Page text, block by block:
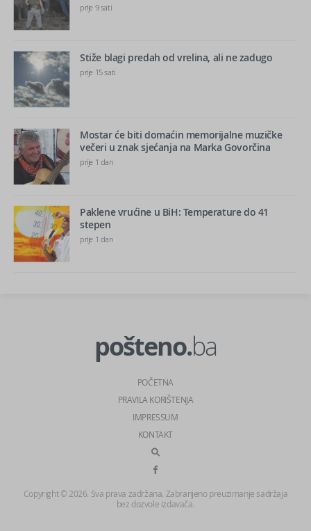
prije 9 sati
Stiže blagi predah od vrelina, ali ne zadugo
prije 15 sati
Mostar će biti domaćin memorijalne muzičke
večeri u znak sjećanja na Marka Govorčina
prije 1 dan
Paklene vrućine u BiH: Temperature do 41
stepen
prije 1 dan
pošteno.ba
POČETNA
PRAVILA KORIŠTENJA
IMPRESSUM
KONTAKT
Copyright © 2026. Sva prava zadržana. Zabranjeno preuzimanje sadržaja
bez dozvole izdavača.